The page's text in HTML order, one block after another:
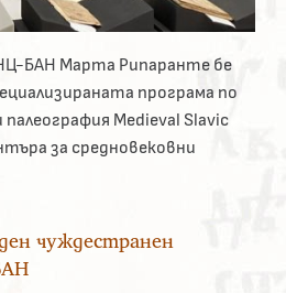
БАН Марта Рипаранте бе
програма по
палеография Medieval Slavic
за средновековни
чуждестранен